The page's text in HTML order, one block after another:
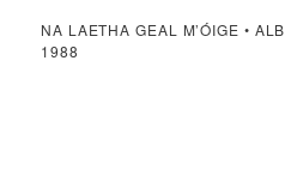
NA LAETHA GEAL M’ÓIGE •
1988